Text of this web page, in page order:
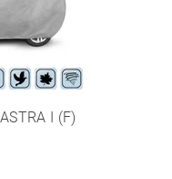
I (F)